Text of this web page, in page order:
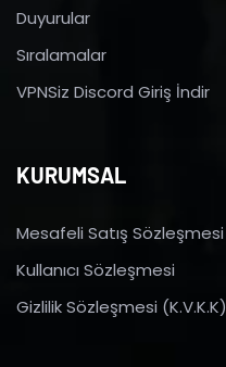
Duyurular
Sıralamalar
VPNSiz Discord Giriş İndir
KURUMSAL
Mesafeli Satış Sözleşmesi
Kullanıcı Sözleşmesi
Gizlilik Sözleşmesi (K.V.K.K)